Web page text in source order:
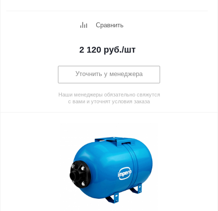
Сравнить
2 120руб./шт
Уточнить у менеджера
Наши менеджеры обязательно свяжутся
с вами и уточнят условия заказа